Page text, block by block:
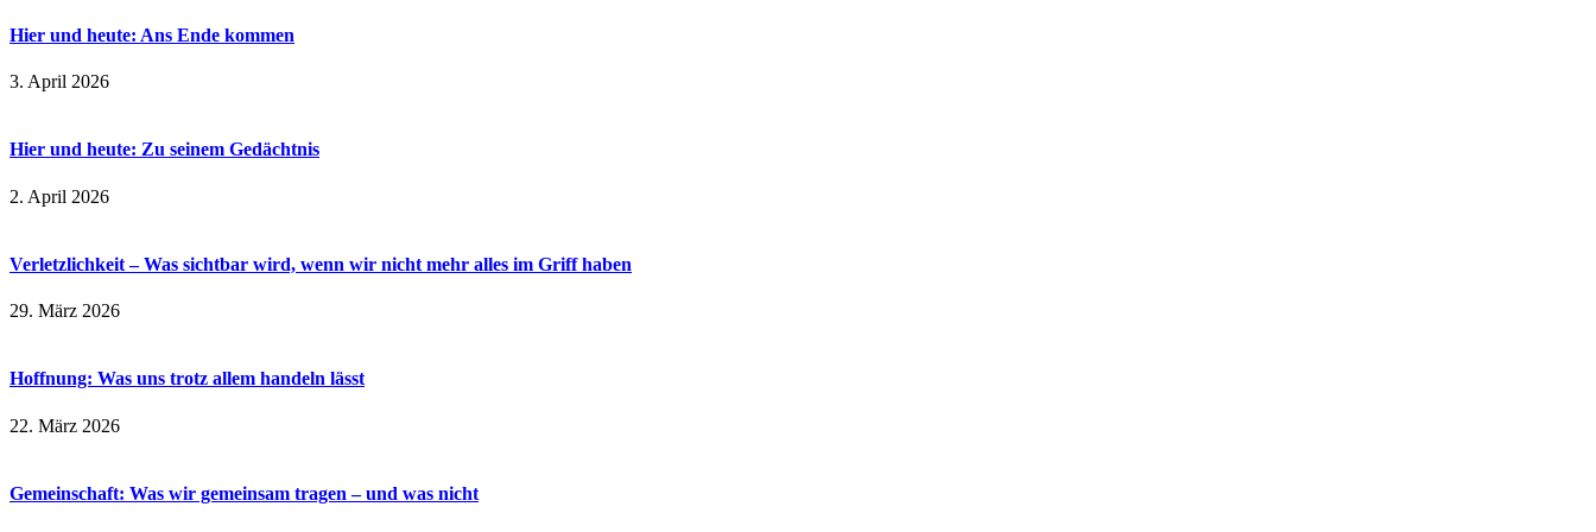
Hier und heute: Ans Ende kommen
3. April 2026
Hier und heute: Zu seinem Gedächtnis
2. April 2026
Verletzlichkeit – Was sichtbar wird, wenn wir nicht mehr alles im Griff haben
29. März 2026
Hoffnung: Was uns trotz allem handeln lässt
22. März 2026
Gemeinschaft: Was wir gemeinsam tragen – und was nicht